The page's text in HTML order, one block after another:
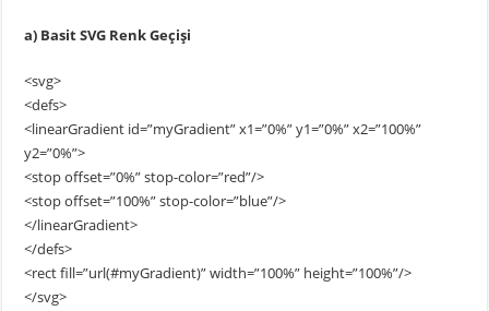
a) Basit SVG Renk Geçişi
<svg>
<defs>
<linearGradient id=”myGradient” x1=”0%” y1=”0%” x2=”100%”
y2=”0%”>
<stop offset=”0%” stop-color=”red”/>
<stop offset=”100%” stop-color=”blue”/>
</linearGradient>
</defs>
<rect fill=”url(#myGradient)” width=”100%” height=”100%”/>
</svg>